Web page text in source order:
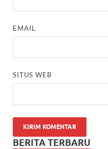
EMAIL
SITUS WEB
BERITA TERBARU